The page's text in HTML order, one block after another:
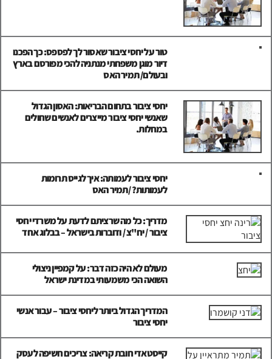
טור על יחסי ציבור שאסור לך לפספס: כך הפכנו
דיור מוגן משפחתי מנתניה להכי מפורסם בארץ
ובעולם/ תמיר האס
יחסי ציבור בתחום הבריאות: האסון הגדול
שאנשי יחסי ציבור מייצרים לאנשים שחולים
במחלות.
יחסי ציבור לעמותה: איך לגייס תרומות
לעמותות? /תמיר האס
מדריך: כל מה שרציתם לדעת על משרדי יחסי
ציבור / יח"צ / ודוברות בישראל – בבלוג אחד
מעולם לא היה כזה דבר: על קמפיין ניצולי
השואה הכי משמעותי במדינת ישראל
המדריך הגדול ביותר ליחסי ציבור – עבור אנשי
יחסי ציבור
קייסטאדי חובת קריאה: צריכים חשיפה לעסק